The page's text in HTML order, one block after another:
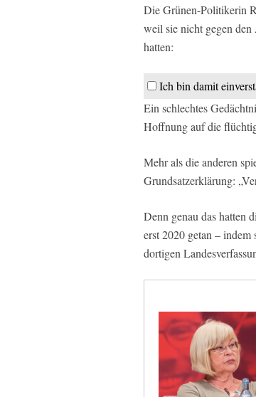
Die Grünen-Politikerin
weil sie nicht gegen
hatten:
Ich bin damit
Ein schlechtes
Hoffnung auf die
Mehr als die anderen
Grundsatzerklärung:
Denn genau das hatten
erst 2020 getan –
dortigen